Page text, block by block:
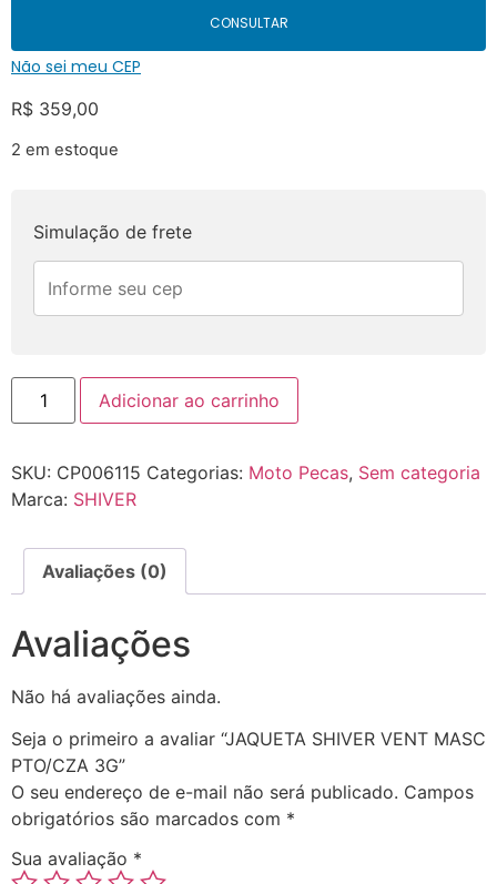
CONSULTAR
Não sei meu CEP
R$ 359,00
2 em estoque
Simulação de frete
Adicionar ao carrinho
SKU: CP006115 Categorias: Moto Pecas, Sem categoria
Marca: SHIVER
Avaliações (0)
Avaliações
Não há avaliações ainda.
Seja o primeiro a avaliar “JAQUETA SHIVER VENT MASC
PTO/CZA 3G”
O seu endereço de e-mail não será publicado. Campos
obrigatórios são marcados com *
Sua avaliação *